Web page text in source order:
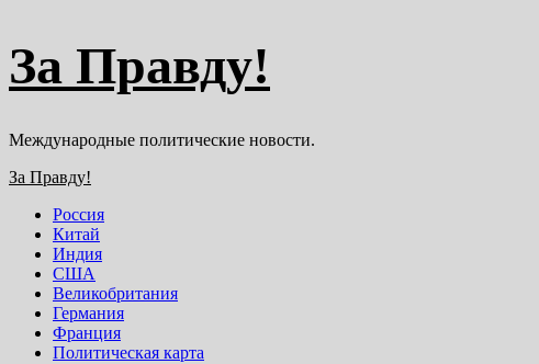
к
содержимому
За Правду!
Международные политические новости.
Основное
За Правду!
Россия
Китай
Индия
США
Великобритания
Германия
Франция
Политическая карта